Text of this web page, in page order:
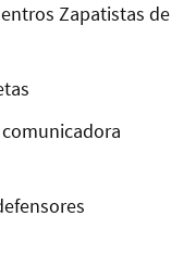
Zapatistas de